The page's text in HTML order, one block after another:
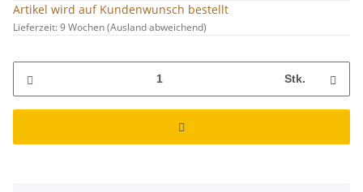
Artikel wird auf Kundenwunsch bestellt
Lieferzeit:9 Wochen(Ausland abweichend)
Stk.